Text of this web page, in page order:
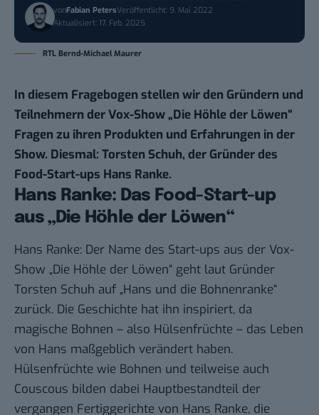
vonFabian PetersVeröffentlicht: 9. Mai 2022
Aktualisiert: 17. Feb. 2025
RTL Bernd-Michael Maurer
In diesem Fragebogen stellen wir den Gründern und
Teilnehmern der Vox-Show „Die Höhle der Löwen“
Fragen zu ihren Produkten und Erfahrungen in der
Show. Diesmal: Torsten Schuh, der Gründer des
Food-Start-ups Hans Ranke.
Hans Ranke: Das Food-Start-up
aus „Die Höhle der Löwen“
Hans Ranke: Der Name des Start-ups aus der Vox-
Show „Die Höhle der Löwen“ geht laut Gründer
Torsten Schuh auf „Hans und die Bohnenranke“
zurück. Die Geschichte hat ihn inspiriert, da
magische Bohnen – also Hülsenfrüchte – das Leben
von Hans maßgeblich verändert haben.
Hülsenfrüchte wie Bohnen und teilweise auch
Couscous bilden dabei Hauptbestandteil der
vergangen Fertiggerichte von Hans Ranke, die